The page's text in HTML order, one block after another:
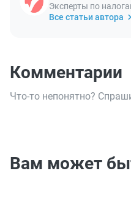
Эксперты по
Все статьи автора
Комментарии
Что-то непонятно?
Вам может